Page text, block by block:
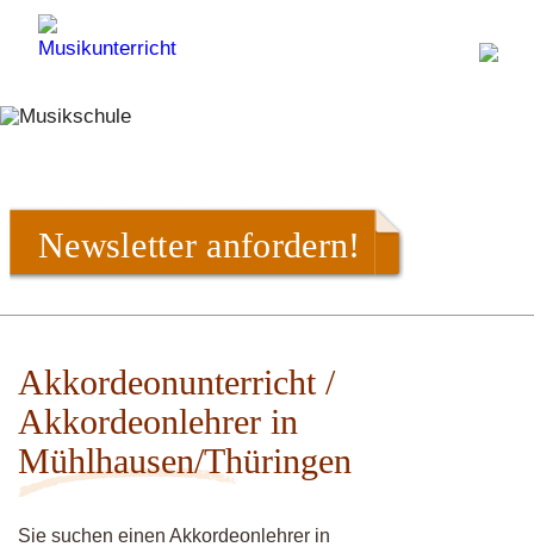
Newsletter anfordern!
Akkordeonunterricht /
Akkordeonlehrer in
Mühlhausen/Thüringen
Sie suchen einen Akkordeonlehrer in